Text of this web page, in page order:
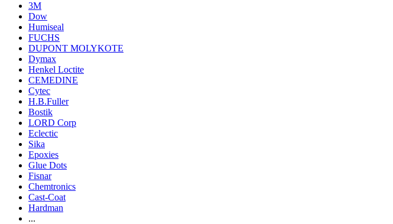
3M
Dow
Humiseal
FUCHS
DUPONT MOLYKOTE
Dymax
Henkel Loctite
CEMEDINE
Cytec
H.B.Fuller
Bostik
LORD Corp
Eclectic
Sika
Epoxies
Glue Dots
Fisnar
Chemtronics
Cast-Coat
Hardman
...